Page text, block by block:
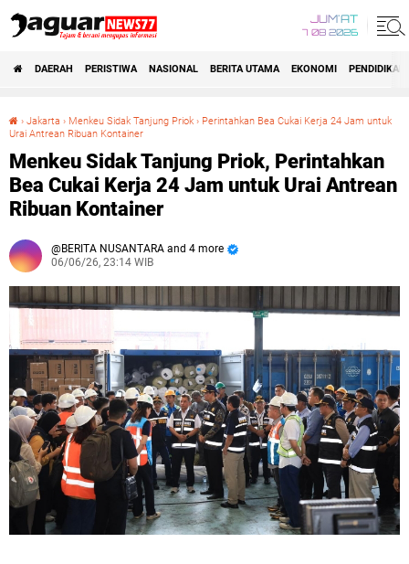
JUM'AT
7 08 2026
DAERAH PERISTIWA NASIONAL BERITA UTAMA EKONOMI PENDIDIKAN
› Jakarta › Menkeu Sidak Tanjung Priok › Perintahkan Bea Cukai Kerja 24 Jam untuk
Urai Antrean Ribuan Kontainer
Menkeu Sidak Tanjung Priok, Perintahkan
Bea Cukai Kerja 24 Jam untuk Urai Antrean
Ribuan Kontainer
BERITA NUSANTARA and 4 more
06/06/26, 23:14 WIB